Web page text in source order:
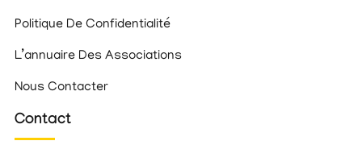
Politique De Confidentialité
L’annuaire Des Associations
Nous Contacter
Contact